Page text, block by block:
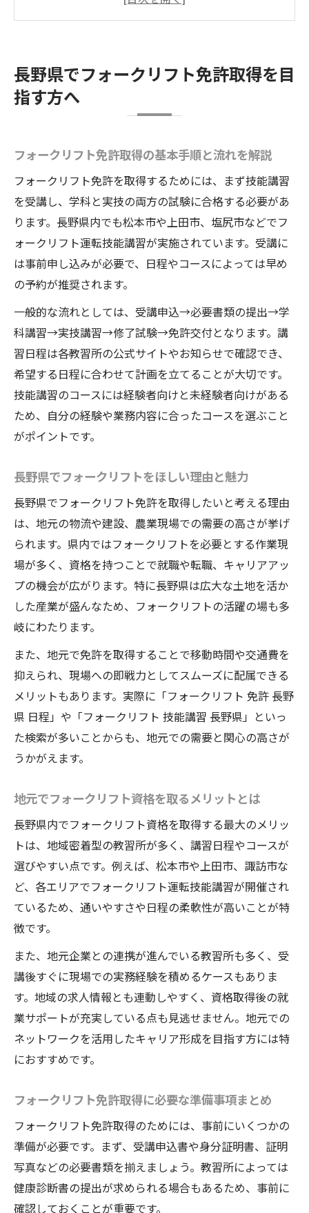
フォークリフト免許取得に必要な準備事項
まとめ
フォークリフト取得で叶うキャリアアップ
フォークリフト講習日程の効率的な探し方
フォークリフト講習日程の最新情報を見つ
けるコツ
希望日程でフォークリフト講習を受けるた
めの工夫
フォークリフト日程検索時に注目すべきポ
長野県で人気のフォークリフト講習スケジ
ュール事情
効率よくフォークリフト日程を比較する方
法
免許取得なら長野県での受講が有利な理由
フォークリフト受講を長野県で選ぶメリッ
地元ならではのフォークリフト講習サポー
ト解説
フォークリフト免許を長野県で取得する安
心感
地元受講でフォークリフト資格取得が有利
な背景
長野県でフォークリフト免許を取る経済的
な利点
申し込み手続きの流れと必要書類まとめ
フォークリフト免許の申し込み手続きを順
番に解説
必要書類を揃えてフォークリフト資格申請
をスムーズに
フォークリフト申し込みでよくある書類の
とめ
フォークリフト講習申込時の注意点を押さ
える
スキルアップに役立つフォークリフト技能講習
の実態
とは
実務に直結するフォークリフト講習内容の
魅力
フォークリフト技能講習の流れとポイント
解説
リフト講習
フォークリフト技能講習を活かしたキャリ
ア形成
学科や実技で落ちないためのポイント解説
フォークリフト学科試験で失敗しない学び
方
長野県でフォークリフト免許取得を目
指す方へ
フォークリフト免許取得の基本手順と流れを解説
フォークリフト免許を取得するためには、まず技能講習
を受講し、学科と実技の両方の試験に合格する必要があ
ります。長野県内でも松本市や上田市、塩尻市などでフ
ォークリフト運転技能講習が実施されています。受講に
は事前申し込みが必要で、日程やコースによっては早め
の予約が推奨されます。
一般的な流れとしては、受講申込→必要書類の提出→学
科講習→実技講習→修了試験→免許交付となります。講
習日程は各教習所の公式サイトやお知らせで確認でき、
希望する日程に合わせて計画を立てることが大切です。
技能講習のコースには経験者向けと未経験者向けがある
ため、自分の経験や業務内容に合ったコースを選ぶこと
がポイントです。
長野県でフォークリフトをほしい理由と魅力
長野県でフォークリフト免許を取得したいと考える理由
は、地元の物流や建設、農業現場での需要の高さが挙げ
られます。県内ではフォークリフトを必要とする作業現
場が多く、資格を持つことで就職や転職、キャリアアッ
プの機会が広がります。特に長野県は広大な土地を活か
した産業が盛んなため、フォークリフトの活躍の場も多
岐にわたります。
また、地元で免許を取得することで移動時間や交通費を
抑えられ、現場への即戦力としてスムーズに配属できる
メリットもあります。実際に「フォークリフト 免許 長野
県 日程」や「フォークリフト 技能講習 長野県」といっ
た検索が多いことからも、地元での需要と関心の高さが
うかがえます。
地元でフォークリフト資格を取るメリットとは
長野県内でフォークリフト資格を取得する最大のメリッ
トは、地域密着型の教習所が多く、講習日程やコースが
選びやすい点です。例えば、松本市や上田市、諏訪市な
ど、各エリアでフォークリフト運転技能講習が開催され
ているため、通いやすさや日程の柔軟性が高いことが特
徴です。
また、地元企業との連携が進んでいる教習所も多く、受
講後すぐに現場での実務経験を積めるケースもありま
す。地域の求人情報とも連動しやすく、資格取得後の就
業サポートが充実している点も見逃せません。地元での
ネットワークを活用したキャリア形成を目指す方には特
におすすめです。
フォークリフト免許取得に必要な準備事項まとめ
フォークリフト免許取得のためには、事前にいくつかの
準備が必要です。まず、受講申込書や身分証明書、証明
写真などの必要書類を揃えましょう。教習所によっては
健康診断書の提出が求められる場合もあるため、事前に
確認しておくことが重要です。